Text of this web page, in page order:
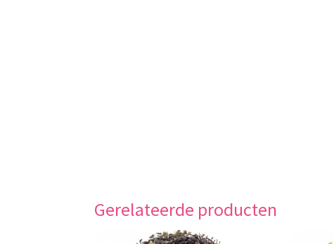
Gerelateerde producten